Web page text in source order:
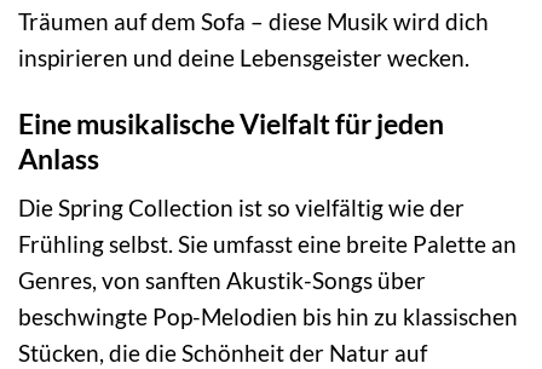
Träumen auf dem Sofa – diese Musik wird dich
inspirieren und deine Lebensgeister wecken.
Eine musikalische Vielfalt für jeden
Anlass
Die Spring Collection ist so vielfältig wie der
Frühling selbst. Sie umfasst eine breite Palette an
Genres, von sanften Akustik-Songs über
beschwingte Pop-Melodien bis hin zu klassischen
Stücken, die die Schönheit der Natur auf